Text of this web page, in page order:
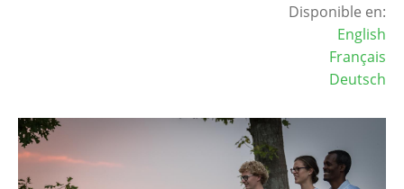
Disponible en:
English
Français
Deutsch
Image